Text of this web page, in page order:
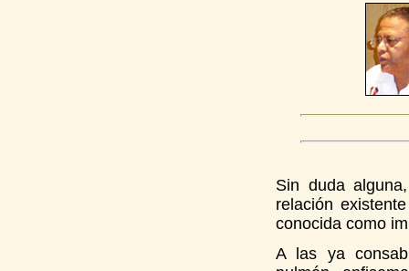
Sin duda
relación
conocida como
A las ya